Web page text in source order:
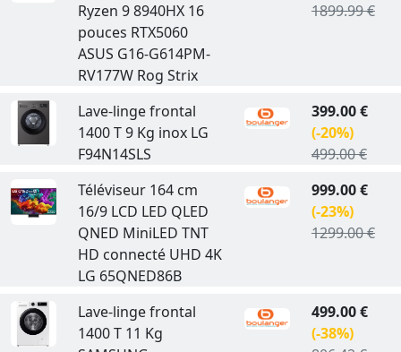
Ryzen 9 8940HX 16
pouces RTX5060
ASUS G16-G614PM-
RV177W Rog Strix
1899.99 €
Lave-linge frontal
1400 T 9 Kg inox LG
F94N14SLS
399.00 €
(-20%)
499.00 €
Téléviseur 164 cm
16/9 LCD LED QLED
QNED MiniLED TNT
HD connecté UHD 4K
LG 65QNED86B
999.00 €
(-23%)
1299.00 €
Lave-linge frontal
1400 T 11 Kg
499.00 €
(-38%)